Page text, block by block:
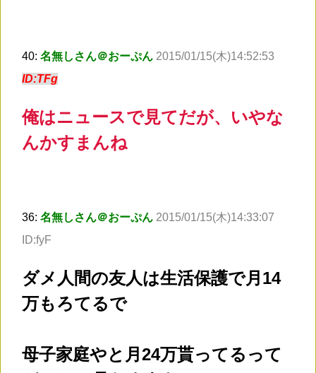
40: 名無しさん＠おーぷん 2015/01/15(木)14:52:53
ID:TFg
俺はニュースで見てだが、いやな
んかすまんね
36: 名無しさん＠おーぷん 2015/01/15(木)14:33:07
ID:fyF
ダメ人間の友人は生活保護で月14
万もろてるで
母子家庭やと月24万貰ってるって